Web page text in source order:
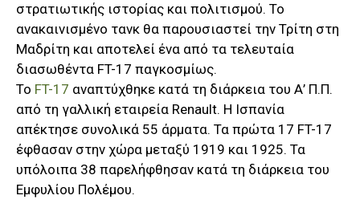
στρατιωτικής ιστορίας και πολιτισμού. Το
ανακαινισμένο τανκ θα παρουσιαστεί την Τρίτη στη
Μαδρίτη και αποτελεί ένα από τα τελευταία
διασωθέντα FT-17 παγκοσμίως.
Το FT-17 αναπτύχθηκε κατά τη διάρκεια του Α’ Π.Π.
από τη γαλλική εταιρεία Renault. Η Ισπανία
απέκτησε συνολικά 55 άρματα. Τα πρώτα 17 FT-17
έφθασαν στην χώρα μεταξύ 1919 και 1925. Τα
υπόλοιπα 38 παρελήφθησαν κατά τη διάρκεια του
Εμφυλίου Πολέμου.